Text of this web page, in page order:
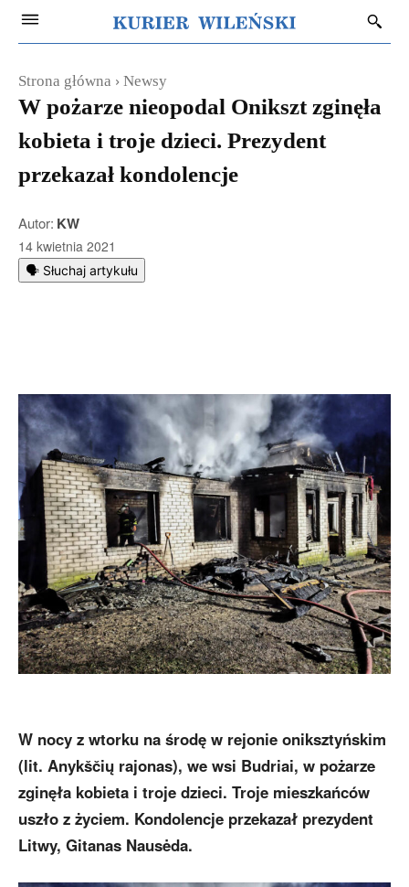
Strona główna Newsy
W pożarze nieopodal Onikszt zginęła
kobieta i troje dzieci. Prezydent
przekazał kondolencje
Autor: KW
14 kwietnia 2021
🗣️ Słuchaj artykułu
W nocy z wtorku na środę w rejonie oniksztyńskim
(lit. Anykščių rajonas), we wsi Budriai, w pożarze
zginęła kobieta i troje dzieci. Troje mieszkańców
uszło z życiem. Kondolencje przekazał prezydent
Litwy, Gitanas Nausėda.